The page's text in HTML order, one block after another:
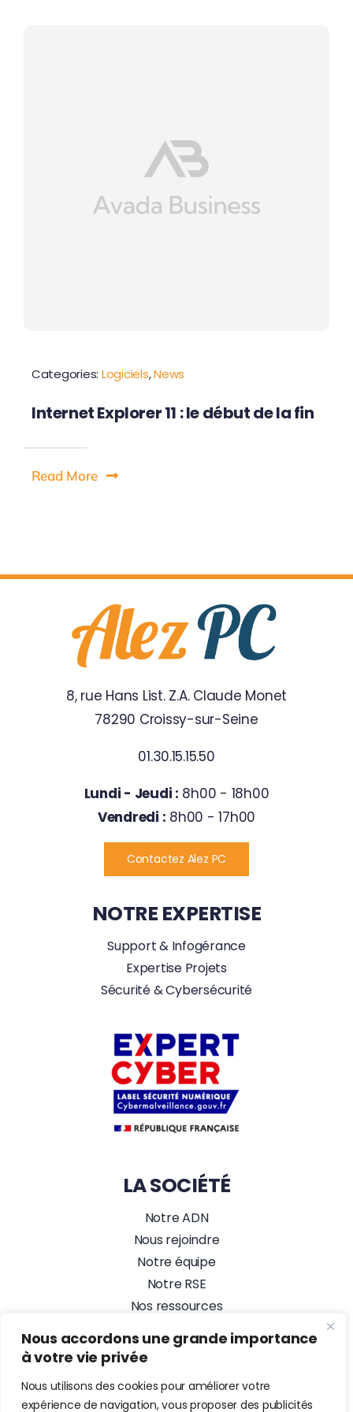
Nous accordons une grande importance
à votre vie privée
Nous utilisons des cookies pour améliorer votre
expérience de navigation, vous proposer des publicités
Categories: Logiciels,News
Internet Explorer 11 : le début de la fin
Read More
8, rue Hans List. Z.A. Claude Monet
78290 Croissy-sur-Seine
01.30.15.15.50
Lundi - Jeudi : 8h00 - 18h00
Vendredi : 8h00 - 17h00
Contactez Alez PC
NOTRE EXPERTISE
Support & Infogérance
Expertise Projets
Sécurité & Cybersécurité
LA SOCIÉTÉ
Notre ADN
Nous rejoindre
Notre équipe
Notre RSE
Nos ressources
Alez PC, Agence Web
NOUS SUIVRE